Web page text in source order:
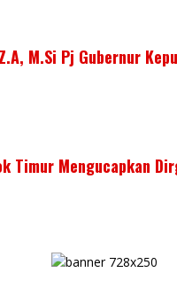
M.Si Pj Gubernur
Timur Mengucapkan